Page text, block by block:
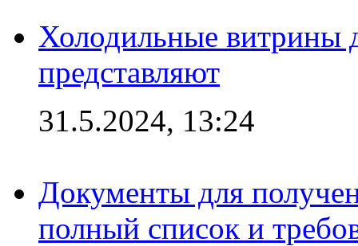
Холодильные витрины
представляют
31.5.2024, 13:24
Документы для
полный список и